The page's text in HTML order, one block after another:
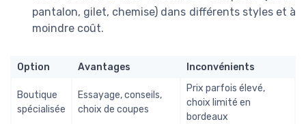
pantalon, gilet, chemise) dans différents styles et à
moindre coût.
Option Avantages Inconvénients
Boutique
spécialisée
Essayage, conseils,
choix de coupes
Prix parfois élevé,
choix limité en
bordeaux